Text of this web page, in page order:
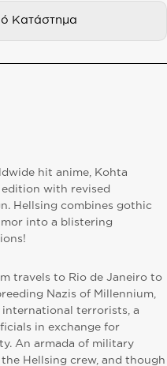
Κατάστημα
hit anime, Kohta
with revised
Hellsing combines gothic
into a blistering
travels to Rio de Janeiro to
Nazis of Millennium,
terrorists, a
in exchange for
An armada of military
Hellsing crew, and though